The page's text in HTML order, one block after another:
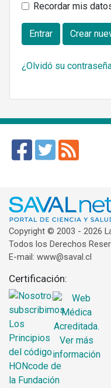
Recordar mis
Entrar Crear
¿Olvidó su
Copyright © 2003 - 2026
Todos los Derechos
E-mail: www@saval.cl
Certificación: